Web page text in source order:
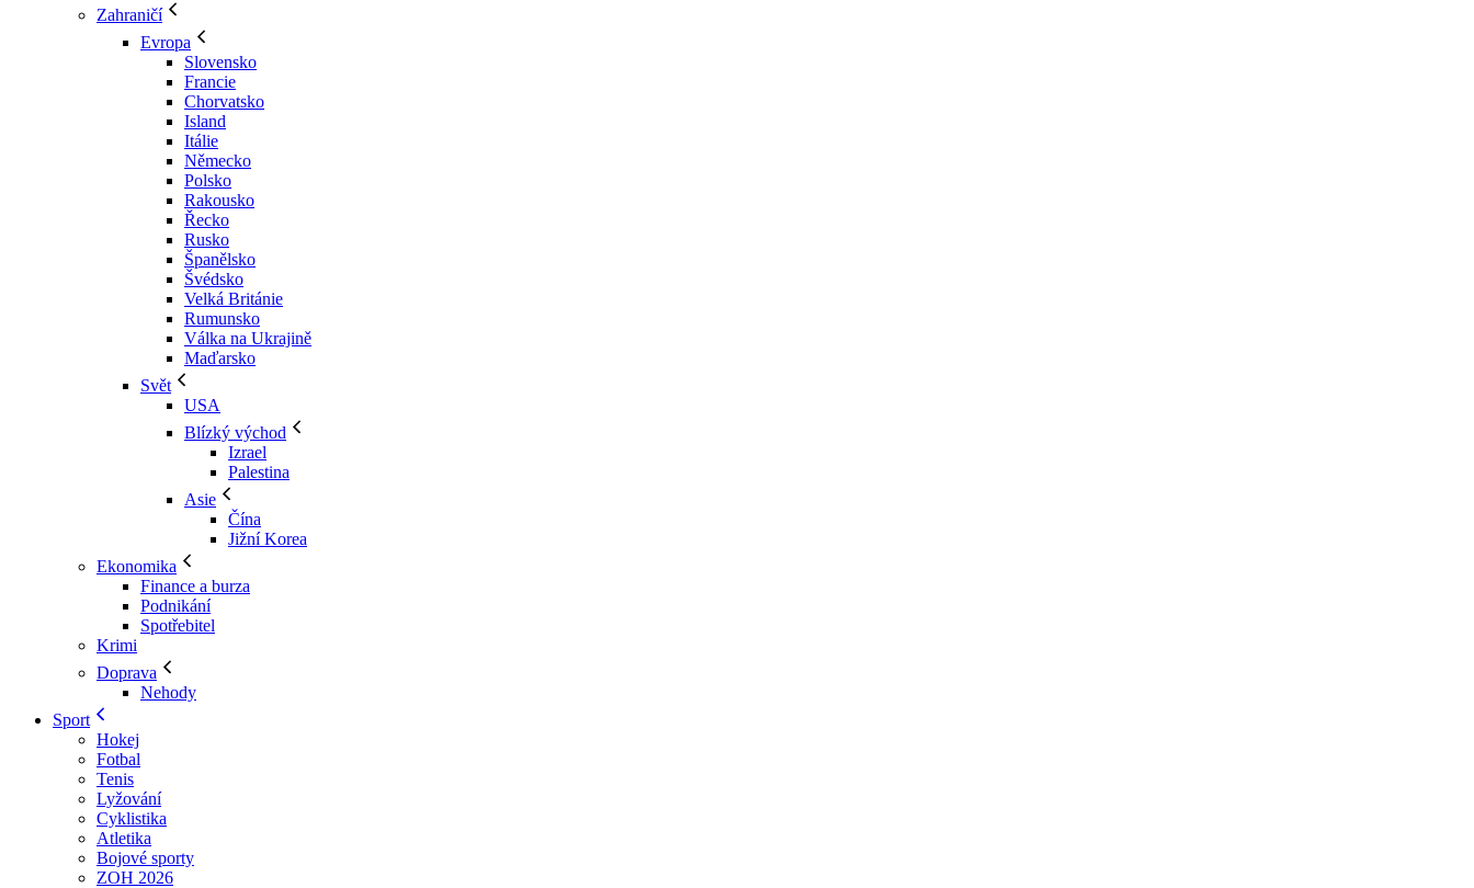
Zahraničí
Evropa
Slovensko
Francie
Chorvatsko
Island
Itálie
Německo
Polsko
Rakousko
Řecko
Rusko
Španělsko
Švédsko
Velká Británie
Rumunsko
Válka na Ukrajině
Maďarsko
Svět
USA
Blízký východ
Izrael
Palestina
Asie
Čína
Jižní Korea
Ekonomika
Finance a burza
Podnikání
Spotřebitel
Krimi
Doprava
Nehody
Sport
Hokej
Fotbal
Tenis
Lyžování
Cyklistika
Atletika
Bojové sporty
ZOH 2026